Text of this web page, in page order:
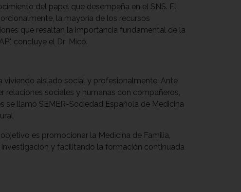
del papel que desempeña en el SNS. El
la mayoría de los recursos
que resaltan la importancia fundamental de la
concluye el Dr. Micó.
viviendo aislado social y profesionalmente. Ante
sociales y humanas con compañeros,
se llamó SEMER-Sociedad Española de Medicina
es promocionar la Medicina de Familia,
y facilitando la formación continuada